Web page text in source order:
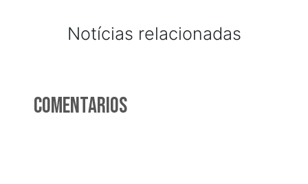
Notícias relacionadas
Comentarios